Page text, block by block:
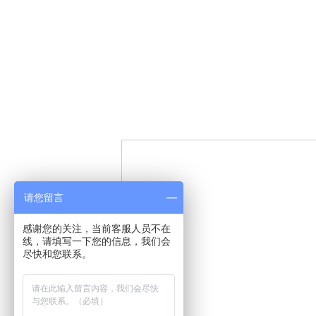
请您留言
感谢您的关注，当前客服人员不在
线，请填写一下您的信息，我们会
尽快和您联系。